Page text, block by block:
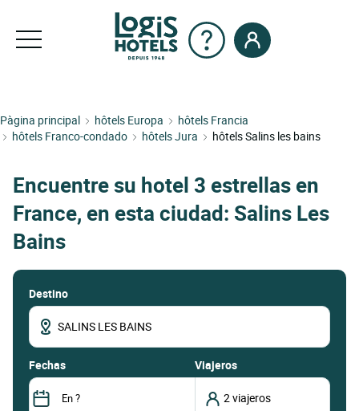
Pàgina principal hôtels Europa
hôtels Francia
hôtels Franco-condado
hôtels Jura hôtels Salins les bains
Encuentre su hotel 3 estrellas en
France, en esta ciudad: Salins Les
Bains
Destino
fechas Viajeros